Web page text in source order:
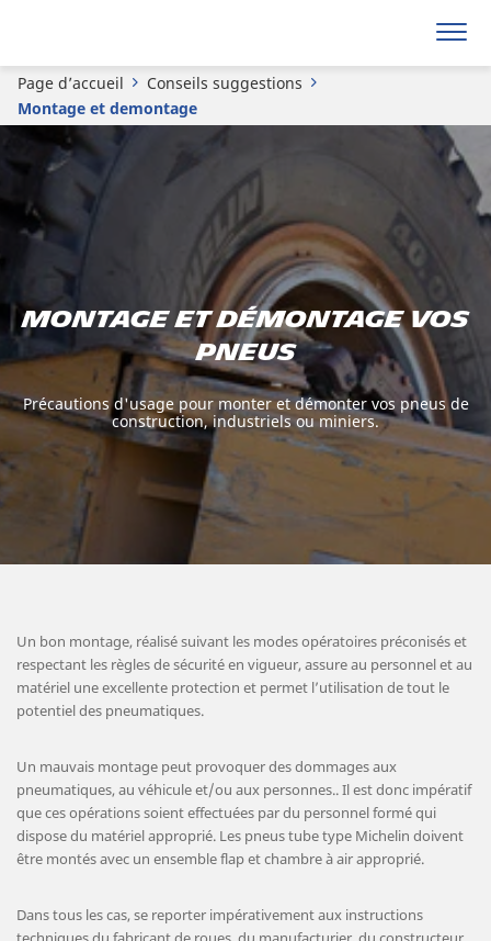
Page d’accueil
Conseils suggestions
Montage et demontage
Montage et démontage vos
pneus
Précautions d'usage pour monter et démonter vos pneus de
construction, industriels ou miniers.
Un bon montage, réalisé suivant les modes opératoires préconisés et
respectant les règles de sécurité en vigueur, assure au personnel et au
matériel une excellente protection et permet l’utilisation de tout le
potentiel des pneumatiques.
Un mauvais montage peut provoquer des dommages aux
pneumatiques, au véhicule et/ou aux personnes.. Il est donc impératif
que ces opérations soient effectuées par du personnel formé qui
dispose du matériel approprié. Les pneus tube type Michelin doivent
être montés avec un ensemble flap et chambre à air approprié.
Dans tous les cas, se reporter impérativement aux instructions